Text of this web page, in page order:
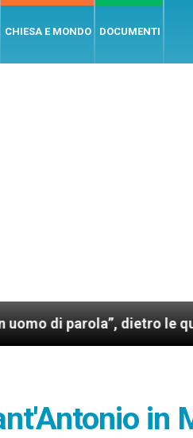
CHIESA E MONDO DOCUMENTI
dietro le quinte
in